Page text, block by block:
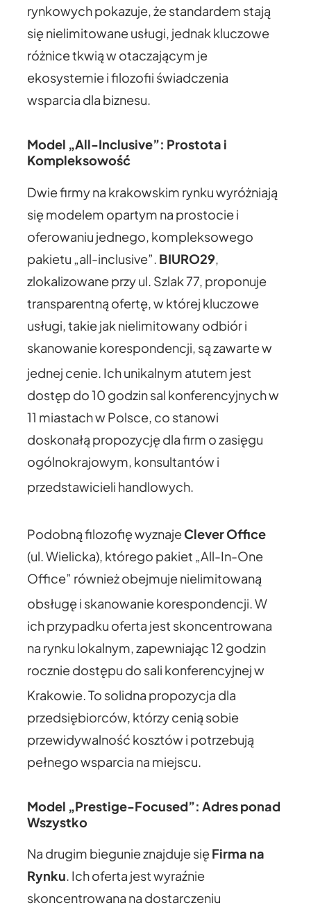
rynkowych pokazuje, że standardem stają
się nielimitowane usługi, jednak kluczowe
różnice tkwią w otaczającym je
ekosystemie i filozofii świadczenia
wsparcia dla biznesu.
Model „All-Inclusive”: Prostota i
Kompleksowość
Dwie firmy na krakowskim rynku wyróżniają
się modelem opartym na prostocie i
oferowaniu jednego, kompleksowego
pakietu „all-inclusive”. BIURO29,
zlokalizowane przy ul. Szlak 77, proponuje
transparentną ofertę, w której kluczowe
usługi, takie jak nielimitowany odbiór i
skanowanie korespondencji, są zawarte w
jednej cenie. Ich unikalnym atutem jest
dostęp do 10 godzin sal konferencyjnych w
11 miastach w Polsce, co stanowi
doskonałą propozycję dla firm o zasięgu
ogólnokrajowym, konsultantów i
przedstawicieli handlowych.
Podobną filozofię wyznajeClever Office
(ul. Wielicka), którego pakiet „All-In-One
Office” również obejmuje nielimitowaną
obsługę i skanowanie korespondencji.W
ich przypadku oferta jest skoncentrowana
na rynku lokalnym, zapewniając 12 godzin
rocznie dostępu do sali konferencyjnej w
Krakowie.To solidna propozycja dla
przedsiębiorców, którzy cenią sobie
przewidywalność kosztów i potrzebują
pełnego wsparcia na miejscu.
Model „Prestige-Focused”: Adres ponad
Wszystko
Na drugim biegunie znajduje sięFirma na
Rynku. Ich oferta jest wyraźnie
skoncentrowana na dostarczeniu